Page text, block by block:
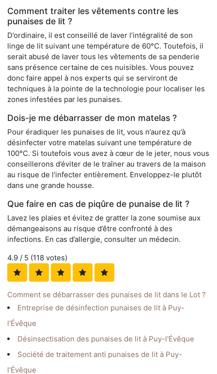
Comment traiter les vêtements contre les
punaises de lit ?
D’ordinaire, il est conseillé de laver l’intégralité de son
linge de lit suivant une température de 60°C. Toutefois, il
serait abusé de laver tous les vêtements de sa penderie
sans présence certaine de ces nuisibles. Vous pouvez
donc faire appel à nos experts qui se serviront de
techniques à la pointe de la technologie pour localiser les
zones infestées par les punaises.
Dois-je me débarrasser de mon matelas ?
Pour éradiquer les punaises de lit, vous n’aurez qu’à
désinfecter votre matelas suivant une température de
100°C. Si toutefois vous avez à cœur de le jeter, nous vous
conseillerons d’éviter de le traîner au travers de la maison
au risque de l’infecter entièrement. Enveloppez-le plutôt
dans une grande housse.
Que faire en cas de piqûre de punaise de lit ?
Lavez les plaies et évitez de gratter la zone soumise aux
démangeaisons au risque d’être confronté à des
infections. En cas d’allergie, consulter un médecin.
4.9 / 5 (118 votes)
Comment se débarrasser des punaises de lit dans le Lot ?
Entreprise de désinfection punaises de lit à Puy-
l'Évêque
Désinsectisation des punaises de lit à Puy-l'Évêque
Société de traitement anti punaises de lit à Puy-
l'Évêque